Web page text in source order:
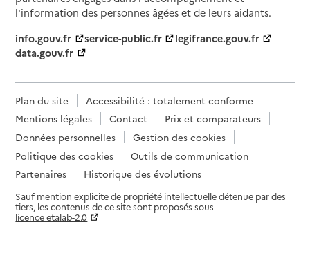
l'information des personnes âgées et de leurs aidants.
info.gouv.fr
service-public.fr
legifrance.gouv.fr
data.gouv.fr
Plan du site
Accessibilité : totalement conforme
Mentions légales
Contact
Prix et comparateurs
Données personnelles
Gestion des cookies
Politique des cookies
Outils de communication
Partenaires
Historique des évolutions
Sauf mention explicite de propriété intellectuelle détenue par des
tiers, les contenus de ce site sont proposés sous
licence etalab-2.0